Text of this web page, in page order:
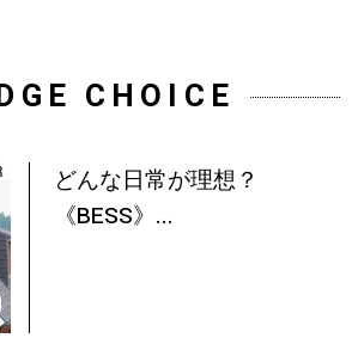
CHOICE
どんな日常が理想？
《BESS》...